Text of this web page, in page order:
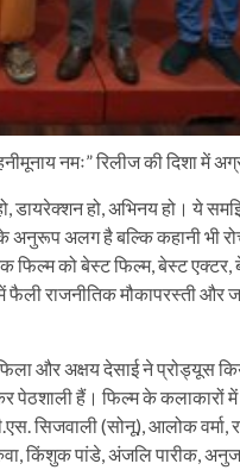
नमः” रिलीज की दिशा में
हो, अभिनय हो। ये
अनुरूप अलग है बल्कि कहानी भी
फिल्म को बेस्ट फिल्म, बेस्ट
राजनीतिक मौकापरस्ती और
और अक्षय देसाई ने प्रोड्यूस
पेठशाली हैं। फिल्म के कलाकारों
सिजवाली (सोनू), आलोक वर्मा,
किंशुक पांडे, अंजलि पारीक, अनुज